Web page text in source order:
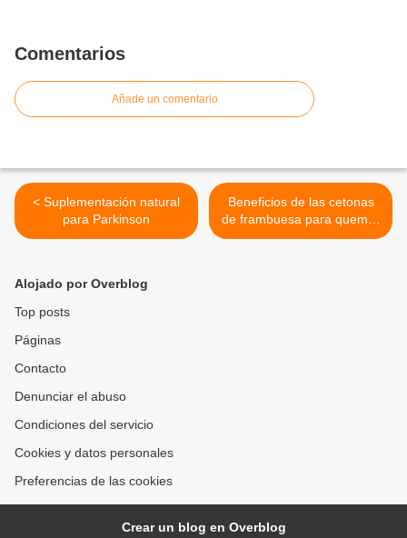
Comentarios
Añade un comentario
< Suplementación natural
para Parkinson
Beneficios de las cetonas
de frambuesa para quemar
grasa, mejorar la salud
Alojado por Overblog
Top posts
Páginas
Contacto
Denunciar el abuso
Condiciones del servicio
Cookies y datos personales
Preferencias de las cookies
Crear un blog en Overblog